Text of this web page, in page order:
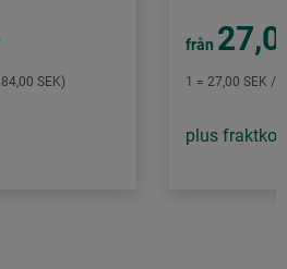
SEK)
från
1 = 27,00 SEK /
plus